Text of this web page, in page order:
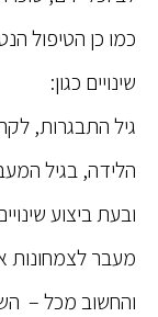
כמו כן הטיפול
שינויים כגון:
גיל התבגרות,
הלידה, בגיל
ובעת ביצוע
מעבר לצמחונות
והחשוב מכל –